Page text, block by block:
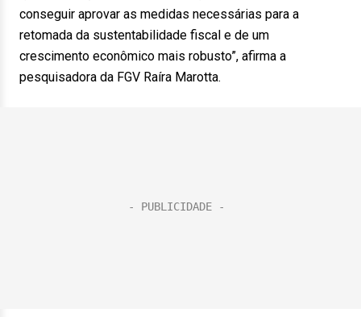
conseguir aprovar as medidas necessárias para a
retomada da sustentabilidade fiscal e de um
crescimento econômico mais robusto”, afirma a
pesquisadora da FGV Raíra Marotta.